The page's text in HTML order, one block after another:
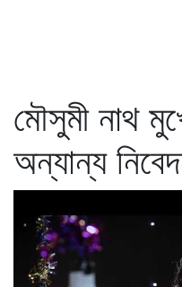
মৌসুমী নাথ
অন্যান্য